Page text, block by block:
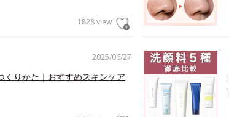
1828 view
2025/06/27
りかた｜おすすめスキンケア